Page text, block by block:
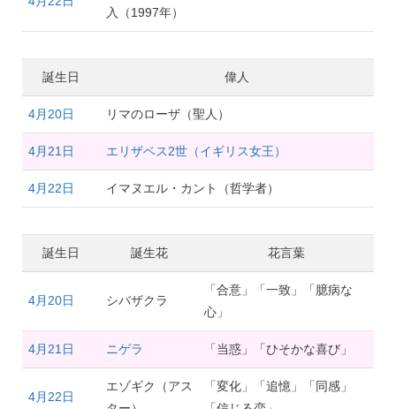
入（1997年）
誕生日 偉人
4月20日 リマのローザ（聖人）
4月21日 エリザベス2世（イギリス女王）
4月22日 イマヌエル・カント（哲学者）
誕生日 誕生花 花言葉
4月20日 シバザクラ
「合意」「一致」「臆病な
心」
4月21日 ニゲラ 「当惑」「ひそかな喜び」
4月22日
エゾギク（アス
「変化」「追憶」「同感」